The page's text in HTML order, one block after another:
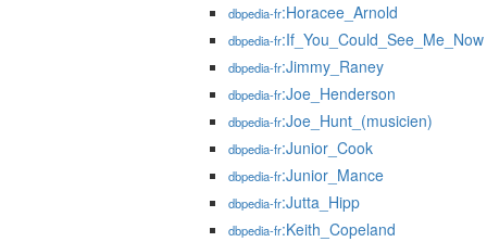
dbpedia-fr:Horacee_Arnold
dbpedia-fr:If_You_Could_See_Me_Now
dbpedia-fr:Jimmy_Raney
dbpedia-fr:Joe_Henderson
dbpedia-fr:Joe_Hunt_(musicien)
dbpedia-fr:Junior_Cook
dbpedia-fr:Junior_Mance
dbpedia-fr:Jutta_Hipp
dbpedia-fr:Keith_Copeland